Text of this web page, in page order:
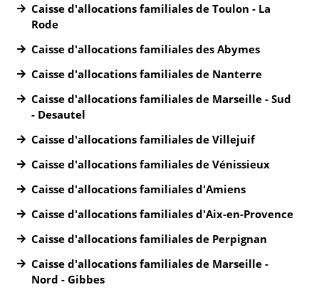
Caisse d'allocations familiales de Toulon - La
Rode
Caisse d'allocations familiales des Abymes
Caisse d'allocations familiales de Nanterre
Caisse d'allocations familiales de Marseille - Sud
- Desautel
Caisse d'allocations familiales de Villejuif
Caisse d'allocations familiales de Vénissieux
Caisse d'allocations familiales d'Amiens
Caisse d'allocations familiales d'Aix-en-Provence
Caisse d'allocations familiales de Perpignan
Caisse d'allocations familiales de Marseille -
Nord - Gibbes